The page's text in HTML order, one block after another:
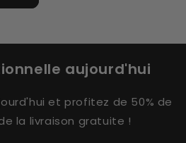
aujourd'hui
et profitez de 50% de
la livraison gratuite !